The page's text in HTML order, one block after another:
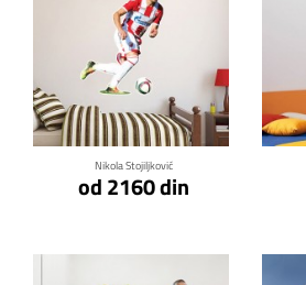
Nikola Stojiljković
od 2160 din
Klikni za detalje